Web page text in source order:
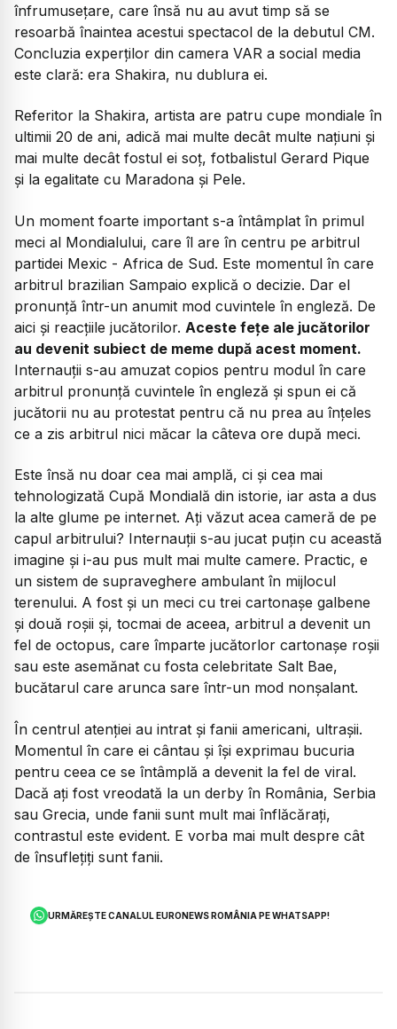
înfrumusețare, care însă nu au avut timp să se
resoarbă înaintea acestui spectacol de la debutul CM.
Concluzia experților din camera VAR a social media
este clară: era Shakira, nu dublura ei.
Referitor la Shakira, artista are patru cupe mondiale în
ultimii 20 de ani, adică mai multe decât multe națiuni și
mai multe decât fostul ei soț, fotbalistul Gerard Pique
și la egalitate cu Maradona și Pele.
Un moment foarte important s-a întâmplat în primul
meci al Mondialului, care îl are în centru pe arbitrul
partidei Mexic - Africa de Sud. Este momentul în care
arbitrul brazilian Sampaio explică o decizie. Dar el
pronunță într-un anumit mod cuvintele în engleză. De
aici și reacțiile jucătorilor. Aceste fețe ale jucătorilor
au devenit subiect de meme după acest moment.
Internauții s-au amuzat copios pentru modul în care
arbitrul pronunță cuvintele în engleză și spun ei că
jucătorii nu au protestat pentru că nu prea au înțeles
ce a zis arbitrul nici măcar la câteva ore după meci.
Este însă nu doar cea mai amplă, ci și cea mai
tehnologizată Cupă Mondială din istorie, iar asta a dus
la alte glume pe internet. Ați văzut acea cameră de pe
capul arbitrului? Internauții s-au jucat puțin cu această
imagine și i-au pus mult mai multe camere. Practic, e
un sistem de supraveghere ambulant în mijlocul
terenului. A fost și un meci cu trei cartonașe galbene
și două roșii și, tocmai de aceea, arbitrul a devenit un
fel de octopus, care împarte jucătorlor cartonașe roșii
sau este asemănat cu fosta celebritate Salt Bae,
bucătarul care arunca sare într-un mod nonșalant.
În centrul atenției au intrat și fanii americani, ultrașii.
Momentul în care ei cântau și își exprimau bucuria
pentru ceea ce se întâmplă a devenit la fel de viral.
Dacă ați fost vreodată la un derby în România, Serbia
sau Grecia, unde fanii sunt mult mai înflăcărați,
contrastul este evident. E vorba mai mult despre cât
de însuflețiți sunt fanii.
URMĂREȘTE CANALUL EURONEWS ROMÂNIA PE WHATSAPP!